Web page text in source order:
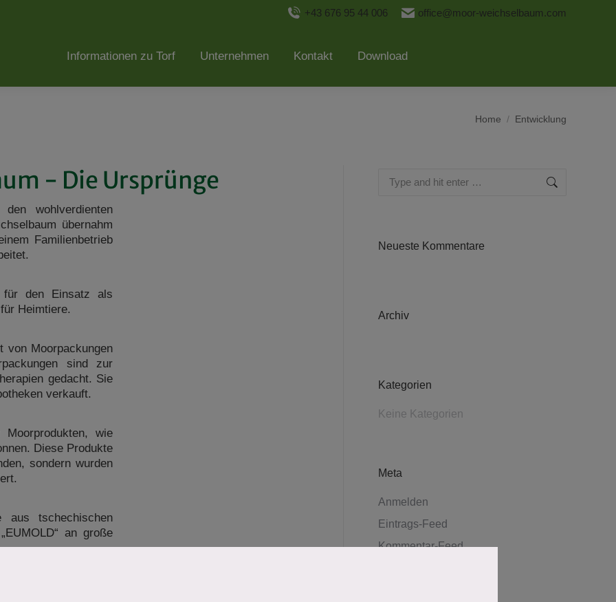
+43 676 95 44 006 office@moor-weichselbaum.com
Informationen zu Torf Unternehmen Kontakt Download
Home Entwicklung
- Die Ursprünge
wohlverdienten
übernahm
Familienbetrieb
für den Einsatz als
Heimtiere.
von Moorpackungen
sind zur
gedacht. Sie
verkauft.
wie
Diese Produkte
sondern wurden
tschechischen
an große
weitergearbeitet.
sondern für
Der Handel mit
Search:
Neueste Kommentare
Archiv
Kategorien
Keine Kategorien
Meta
Anmelden
Eintrags-Feed
Kommentar-Feed